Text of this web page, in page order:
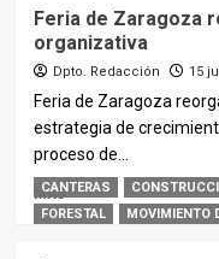
Feria de Zaragoza
organizativa
Dpto. Redacción 15
Feria de Zaragoza
estrategia de
proceso de...
MÁS
CANTERAS
FORESTAL
MOVIMIENTO